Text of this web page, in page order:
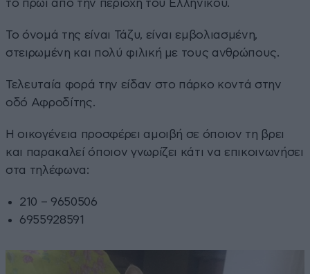
το πρωί από την περιοχή του Ελληνικού.
Το όνομά της είναι Τάζυ, είναι εμβολιασμένη,
στειρωμένη και πολύ φιλική με τους ανθρώπους.
Τελευταία φορά την είδαν στο πάρκο κοντά στην
οδό Αφροδίτης.
Η οικογένεια προσφέρει αμοιβή σε όποιον τη βρει
και παρακαλεί όποιον γνωρίζει κάτι να επικοινωνήσει
στα τηλέφωνα:
210 – 9650506
6955928591